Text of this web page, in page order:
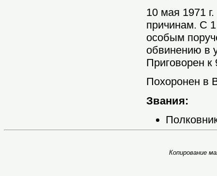
10 мая 1971
причинам. С
особым
обвинению в
Приговорен
Похоронен в
Звания:
Копирование